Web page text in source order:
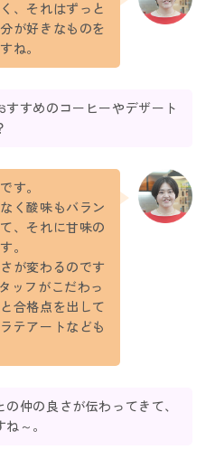
、それはずっと
が好きなものを
ね。
すすめのコーヒーやデザート
す。
く酸味もバラン
、それに甘味の
。
が変わるのです
ッフがこだわっ
合格点を出して
テアートなども
仲の良さが伝わってきて、
～。